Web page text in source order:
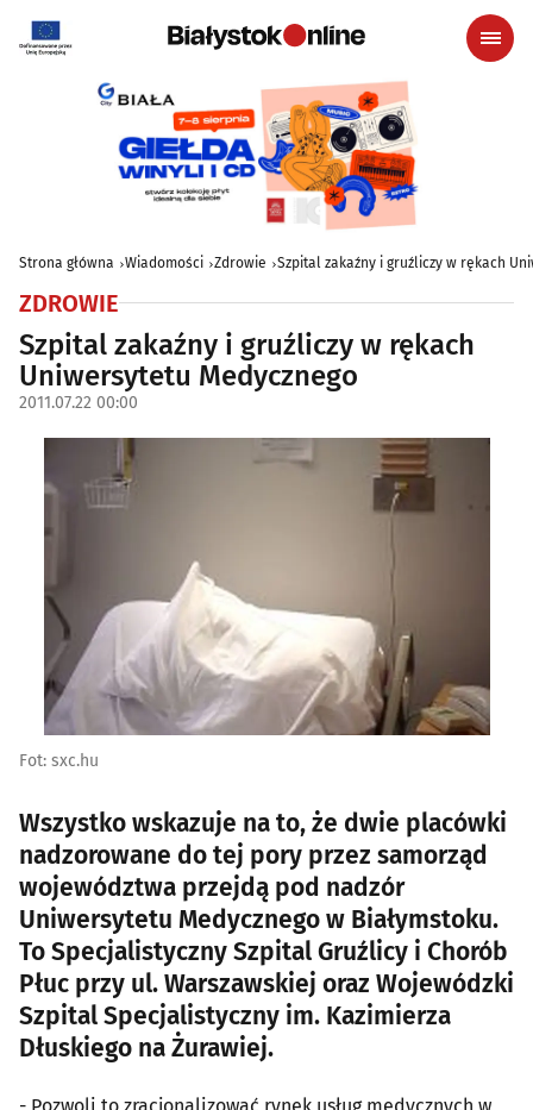
Strona główna Wiadomości Zdrowie Szpital zakaźny i gruźliczy w rękach
ZDROWIE
Szpital zakaźny i gruźliczy w rękach
Uniwersytetu Medycznego
2011.07.22 00:00
Fot: sxc.hu
Wszystko wskazuje na to, że dwie placówki
nadzorowane do tej pory przez samorząd
województwa przejdą pod nadzór
Uniwersytetu Medycznego w Białymstoku.
To Specjalistyczny Szpital Gruźlicy i Chorób
Płuc przy ul. Warszawskiej oraz Wojewódzki
Szpital Specjalistyczny im. Kazimierza
Dłuskiego na Żurawiej.
- Pozwoli to zracjonalizować rynek usług medycznych w